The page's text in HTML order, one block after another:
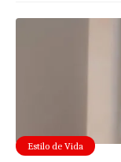
Estilo de Vida